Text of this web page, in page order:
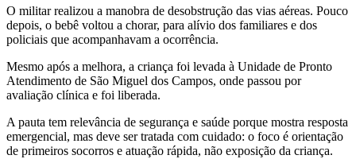
O militar realizou a manobra de desobstrução das vias aéreas. Pouco
depois, o bebê voltou a chorar, para alívio dos familiares e dos
policiais que acompanhavam a ocorrência.
Mesmo após a melhora, a criança foi levada à Unidade de Pronto
Atendimento de São Miguel dos Campos, onde passou por
avaliação clínica e foi liberada.
A pauta tem relevância de segurança e saúde porque mostra resposta
emergencial, mas deve ser tratada com cuidado: o foco é orientação
de primeiros socorros e atuação rápida, não exposição da criança.